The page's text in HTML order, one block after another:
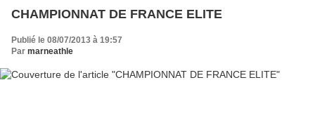
CHAMPIONNAT DE FRANCE ELITE
Publié le 08/07/2013 à 19:57
Par marneathle